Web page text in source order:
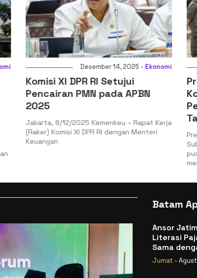
Desember 14, 2025 -Ekonomi
Komisi XI DPR RI Setujui
Pencairan PMN pada APBN
2025
Jakarta, 8/12/2025 Kemenkeu – Rapat Kerja
(Raker) Komisi XI DPR RI dengan Menteri
Keuangan
pusat
Batam
Ansor
Literasi
Sama
Jatim
Jumat -